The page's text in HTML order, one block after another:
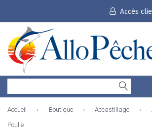
Accès
Accueil › Boutique › Accastillage ›
Poulie